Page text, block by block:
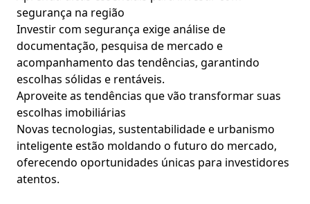
segurança na região
Investir com segurança exige análise de
documentação, pesquisa de mercado e
acompanhamento das tendências, garantindo
escolhas sólidas e rentáveis.
Aproveite as tendências que vão transformar suas
escolhas imobiliárias
Novas tecnologias, sustentabilidade e urbanismo
inteligente estão moldando o futuro do mercado,
oferecendo oportunidades únicas para investidores
atentos.